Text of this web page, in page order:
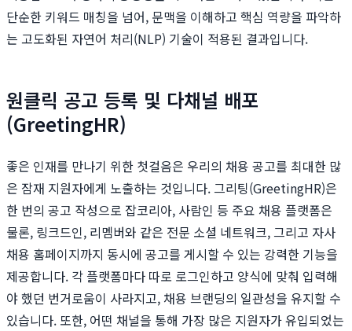
단순한 키워드 매칭을 넘어, 문맥을 이해하고 핵심 역량을 파악하
는 고도화된 자연어 처리(NLP) 기술이 적용된 결과입니다.
원클릭 공고 등록 및 다채널 배포
(GreetingHR)
좋은 인재를 만나기 위한 첫걸음은 우리의 채용 공고를 최대한 많
은 잠재 지원자에게 노출하는 것입니다. 그리팅(GreetingHR)은
한 번의 공고 작성으로 잡코리아, 사람인 등 주요 채용 플랫폼은
물론, 링크드인, 리멤버와 같은 전문 소셜 네트워크, 그리고 자사
채용 홈페이지까지 동시에 공고를 게시할 수 있는 강력한 기능을
제공합니다. 각 플랫폼마다 따로 로그인하고 양식에 맞춰 입력해
야 했던 번거로움이 사라지고, 채용 브랜딩의 일관성을 유지할 수
있습니다. 또한, 어떤 채널을 통해 가장 많은 지원자가 유입되었는